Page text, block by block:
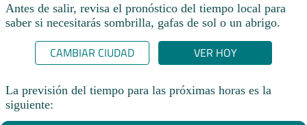
Antes de salir, revisa el pronóstico del tiempo local para
saber si necesitarás sombrilla, gafas de sol o un abrigo.
CAMBIAR CIUDAD VER HOY
La previsión del tiempo para las próximas horas es la
siguiente: